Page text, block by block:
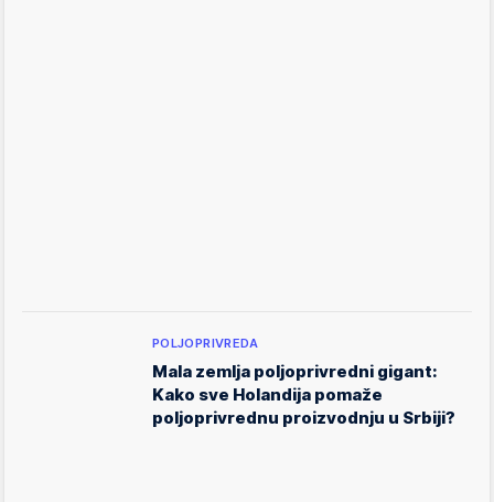
POLJOPRIVREDA
Mala zemlja poljoprivredni gigant:
Kako sve Holandija pomaže
poljoprivrednu proizvodnju u Srbiji?